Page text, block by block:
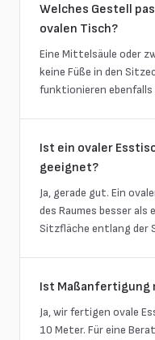
Welches Gestell
ovalen Tisch?
Eine Mittelsäule oder
keine Füße in den
funktionieren ebenfalls
Ist ein ovaler
geeignet?
Ja, gerade gut. Ein
des Raumes besser
Sitzfläche entlang der
Ist Maßanfertigung
Ja, wir fertigen ovale
10 Meter. Für eine